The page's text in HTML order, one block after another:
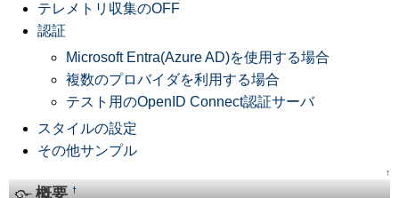
テレメトリ収集のOFF
認証
Microsoft Entra(Azure AD)を使用する場合
複数のプロバイダを利用する場合
テスト用のOpenID Connect認証サーバ
スタイルの設定
その他サンプル
↑
概要†